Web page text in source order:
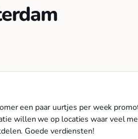
een paar uurtjes per week
willen we op locaties waar veel
Goede verdiensten!